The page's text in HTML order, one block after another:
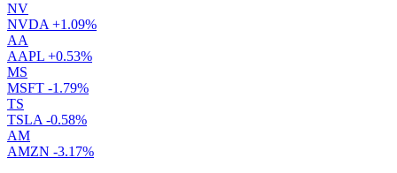
NV
NVDA +1.09%
AA
AAPL +0.53%
MS
MSFT -1.79%
TS
TSLA -0.58%
AM
AMZN -3.17%